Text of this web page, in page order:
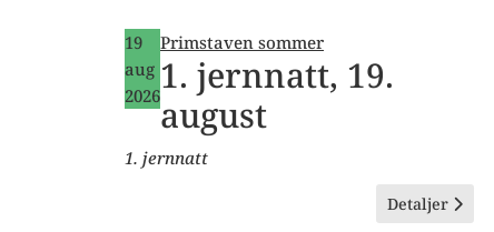
19
aug
2026
Primstaven sommer
1. jernnatt, 19.
august
1. jernnatt
Detaljer